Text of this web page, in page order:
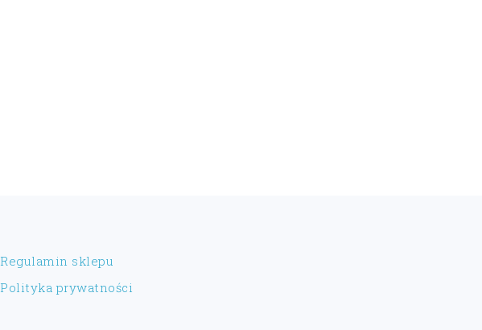
Regulamin sklepu
Polityka prywatności